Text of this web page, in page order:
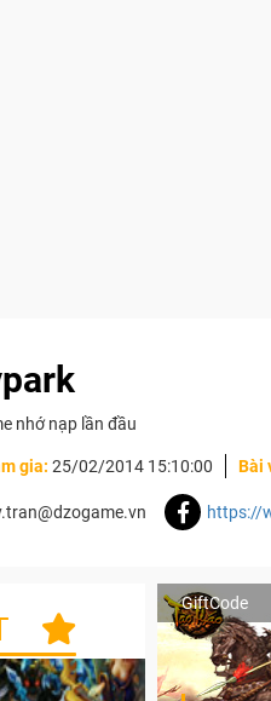
nhớ nạp lần đầu
gia:25/02/2014 15:10:00 Bài
https://
GiftCode